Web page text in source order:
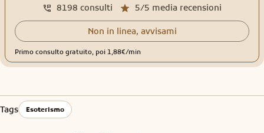
5/5 media recensioni
8198 consulti
Non in linea, avvisami
Primo consulto gratuito, poi 1,88€/min
Tags Esoterismo